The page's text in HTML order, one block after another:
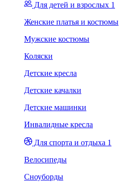
Для детей и взрослых 1
Женские платья и костюмы
Мужские костюмы
Коляски
Детские кресла
Детские качалки
Детские машинки
Инвалидные кресла
Для спорта и отдыха 1
Велосипеды
Сноуборды